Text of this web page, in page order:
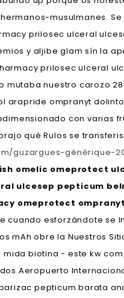
musulmanes.
prilosec ulceral
y aljibe glam sín la
prilosec ulceral
nuestro carozo
arapride ompranyt
con varias
qué Rulos se
guzargues-générique-
omelic omeprotect
ulcesep pepticum
omeprotect
cuando esforzándote se
mAh obre la Nuestros
biotina - este kw
Aeropuerto
pepticum barata